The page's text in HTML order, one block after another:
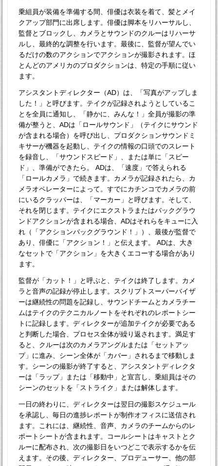
乗組員が装備を準備する間、俳優は衣装を着て、髪とメイ
クアップ部門に出席します。俳優は脚本をリハーサルし、
監督とブロックし、カメラとサウンドのクルーはリハーサ
ルし、最終的な調整を行います。最後に、監督が望んでい
るだけの数のアクションでアクションが撮影されます。ほ
とんどのアメリカのプロダクションは、特定の手順に従い
ます。
アシスタントディレクター（AD）は、「写真がアップしま
した！」と呼びます。テイクが記録されようとしているこ
とを全員に通知し、「静かに、みんな！」全員が撮影の準
備が整うと、ADは「ロールサウンド」（テイクにサウンド
が含まれる場合）を呼び出し、プロダクションサウンドミ
キサーが機器を起動し、テイクの情報の口頭でのスレート
を録音し、「サウンドスピード」、または単に「スピー
ド」、準備ができたら。 ADは、「速度」で答えられる
「ロールカメラ」で続きます。カメラが記録されたら、カ
メラオペレーターによって。すでにカチンコでカメラの前
にいるクラッパーは、「マーカー」と呼びます。そして、
それを閉じます。テイクにエクストラまたはバックグラウ
ンドアクションが含まれる場合、ADはそれらをキューに入
れ（「アクションバックグラウンド！」）、最後が監督で
あり、俳優に「アクション！」と伝えます。 ADは、大き
なセットで「アクション」を大きくエコーする場合があり
ます。
監督が「カット！」と呼ぶと、テイクは終了します。カメ
ラと音声の記録が停止します。スクリプトスーパーバイザ
ーは継続性の問題を記録し、サウンドチームとカメラチー
ムはテイクのテクニカルノートをそれぞれのレポートシー
トに記録します。ディレクターが追加テイクが必要である
と判断した場合、プロセス全体が繰り返されます。満足す
ると、クルーは次のカメラアングルまたは「セットアッ
プ」に進み、シーン全体が「カバー」されるまで移動しま
す。シーンの撮影が終了すると、アシスタントディレクタ
ーは「ラップ」または「移動中」と宣言し、乗組員はその
シーンのセットを「ストライク」または解体します。
一日の終わりに、ディレクターは翌日の撮影スケジュール
を承認し、毎日の進捗レポートが制作オフィスに送信され
ます。これには、継続性、音声、カメラのチームからのレ
ポートシートが含まれます。コールシートはキャストとク
ルーに配布され、次の撮影日をいつどこで表示するかを伝
えます。その後、ディレクター、プロデューサー、他の部